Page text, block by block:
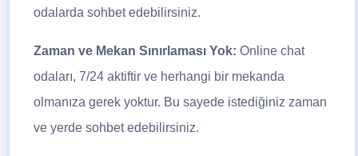
odalarda sohbet edebilirsiniz.
Zaman ve Mekan Sınırlaması Yok: Online chat
odaları, 7/24 aktiftir ve herhangi bir mekanda
olmanıza gerek yoktur. Bu sayede istediğiniz zaman
ve yerde sohbet edebilirsiniz.